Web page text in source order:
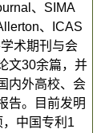
、SIMA
、ICAS
术期刊与会
文30余篇，并
内外高校、会
告。目前发明
中国专利1